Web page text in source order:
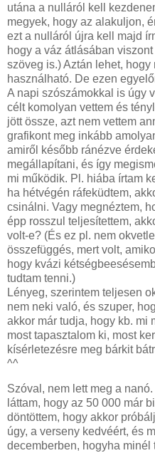
utána a nulláról kell
megyek, hogy az alakuljon,
ezt a nulláról újra kell majd
hogy a váz átlásában
szöveg is.) Aztán lehet,
használható. De ezen
A napi szószámokkal is úgy
célt komolyan vettem és
jött össze, azt nem vettem
grafikont meg inkább
amiről később ránézve
megállapítani, és így
mi működik. Pl. hiába írtam
ha hétvégén ráfeküdtem,
csinálni. Vagy megnéztem,
épp rosszul teljesítettem,
volt-e? (És ez pl. nem
összefüggés, mert volt,
hogy kvázi
tudtam tenni.)
Lényeg, szerintem teljesen
nem neki való, és szuper,
akkor már tudja, hogy kb. mi
most tapasztalom ki, most
kísérletezésre meg bárkit
^^
Szóval, nem lett meg a
láttam, hogy az 50 000 már
döntöttem, hogy akkor
úgy, a verseny kedvéért, és
decemberben, hogyha minél